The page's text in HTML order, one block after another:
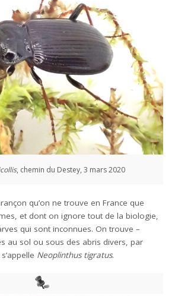
, chemin du Destey, 3 mars 2020
qu’on ne trouve en France que
et dont on ignore tout de la biologie,
qui sont inconnues. On trouve –
au sol ou sous des abris divers, par
Neoplinthus tigratus.